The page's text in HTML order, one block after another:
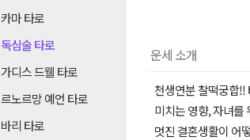
카마 타로
독심술 타로
가디스 드웰 타로
르노르망 예언 타로
바리 타로
운세 소개
천생연분 찰떡궁합!!
미치는 영향, 자녀를
멋진 결혼생활이 어